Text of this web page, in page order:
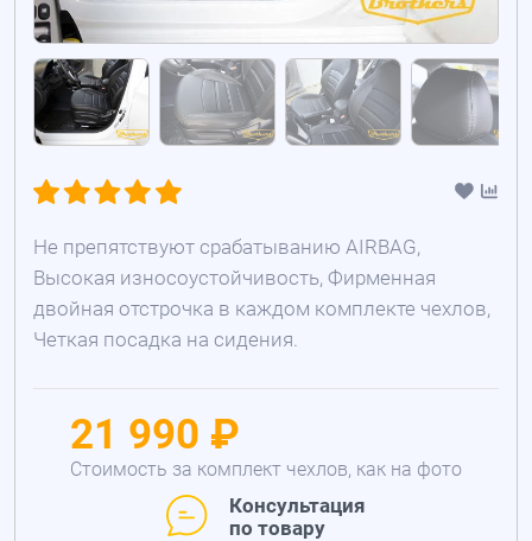
Не препятствуют срабатыванию AIRBAG,
Высокая износоустойчивость, Фирменная
двойная отстрочка в каждом комплекте чехлов,
Четкая посадка на сидения.
21 990 ₽
Стоимость за комплект чехлов, как на фото
Консультация
по товару